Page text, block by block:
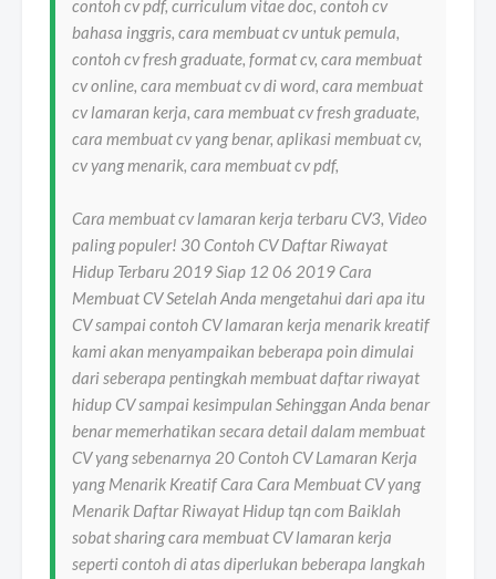
contoh cv pdf, curriculum vitae doc, contoh cv
bahasa inggris, cara membuat cv untuk pemula,
contoh cv fresh graduate, format cv, cara membuat
cv online, cara membuat cv di word, cara membuat
cv lamaran kerja, cara membuat cv fresh graduate,
cara membuat cv yang benar, aplikasi membuat cv,
cv yang menarik, cara membuat cv pdf,
Cara membuat cv lamaran kerja terbaru CV3, Video
paling populer! 30 Contoh CV Daftar Riwayat
Hidup Terbaru 2019 Siap 12 06 2019 Cara
Membuat CV Setelah Anda mengetahui dari apa itu
CV sampai contoh CV lamaran kerja menarik kreatif
kami akan menyampaikan beberapa poin dimulai
dari seberapa pentingkah membuat daftar riwayat
hidup CV sampai kesimpulan Sehinggan Anda benar
benar memerhatikan secara detail dalam membuat
CV yang sebenarnya 20 Contoh CV Lamaran Kerja
yang Menarik Kreatif Cara Cara Membuat CV yang
Menarik Daftar Riwayat Hidup tqn com Baiklah
sobat sharing cara membuat CV lamaran kerja
seperti contoh di atas diperlukan beberapa langkah